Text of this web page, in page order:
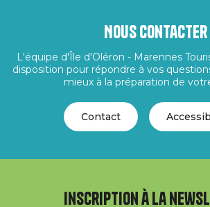
Nous contacter
L'équipe d'Île d'Oléron - Marennes
disposition pour répondre à vos
mieux à la préparation de
Contact
Inscription à la